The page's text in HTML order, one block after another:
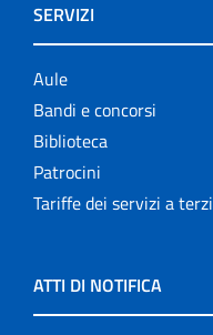
SERVIZI
Aule
Bandi e concorsi
Biblioteca
Patrocini
Tariffe dei servizi a terzi
ATTI DI NOTIFICA